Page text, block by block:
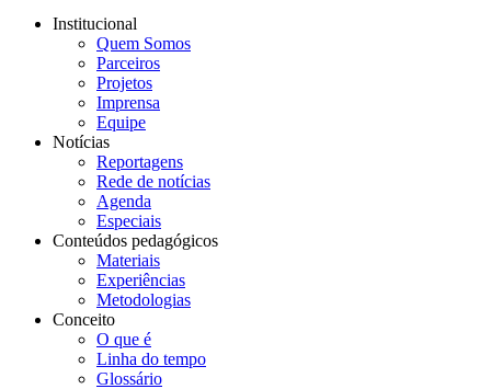
Institucional
Quem Somos
Parceiros
Projetos
Imprensa
Equipe
Notícias
Reportagens
Rede de notícias
Agenda
Especiais
Conteúdos pedagógicos
Materiais
Experiências
Metodologias
Conceito
O que é
Linha do tempo
Glossário